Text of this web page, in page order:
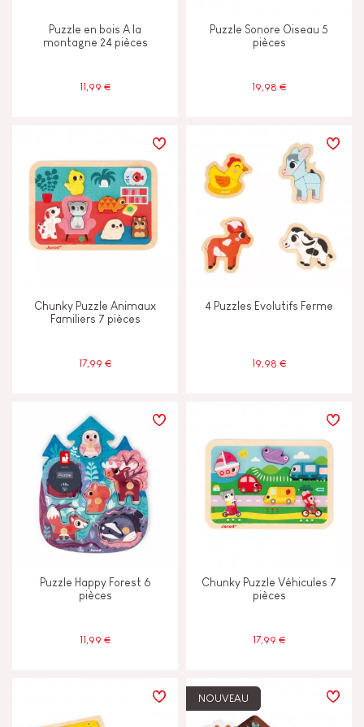
Puzzle en bois A la
montagne 24 pièces
11,99 €
Puzzle Sonore Oiseau 5
pièces
19,98 €
Chunky Puzzle Animaux
Familiers 7 pièces
17,99 €
4 Puzzles Evolutifs Ferme
19,98 €
Puzzle Happy Forest 6
pièces
11,99 €
Chunky Puzzle Véhicules 7
pièces
17,99 €
NOUVEAU